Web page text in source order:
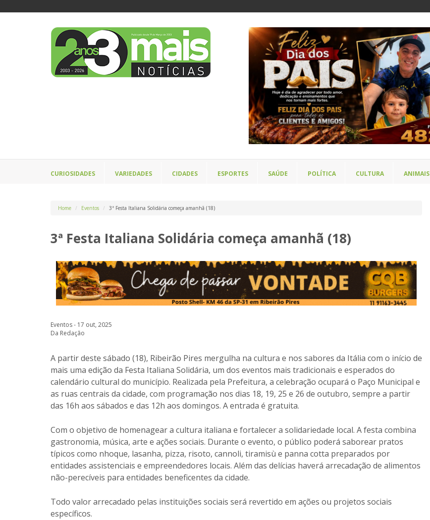
CURIOSIDADES VARIEDADES CIDADES ESPORTES SAÚDE POLÍTICA CULTURA ANIMAIS
Home Eventos 3ª Festa Italiana Solidária começa amanhã (18)
3ª Festa Italiana Solidária começa amanhã (18)
Eventos - 17 out, 2025
Da Redação
A partir deste sábado (18), Ribeirão Pires mergulha na cultura e nos sabores da Itália com o início de
mais uma edição da Festa Italiana Solidária, um dos eventos mais tradicionais e esperados do
calendário cultural do município. Realizada pela Prefeitura, a celebração ocupará o Paço Municipal e
as ruas centrais da cidade, com programação nos dias 18, 19, 25 e 26 de outubro, sempre a partir
das 16h aos sábados e das 12h aos domingos. A entrada é gratuita.
Com o objetivo de homenagear a cultura italiana e fortalecer a solidariedade local. A festa combina
gastronomia, música, arte e ações sociais. Durante o evento, o público poderá saborear pratos
típicos como nhoque, lasanha, pizza, risoto, cannoli, tiramisù e panna cotta preparados por
entidades assistenciais e empreendedores locais. Além das delícias haverá arrecadação de alimentos
não-perecíveis para entidades beneficentes da cidade.
Todo valor arrecadado pelas instituições sociais será revertido em ações ou projetos sociais
específicos.